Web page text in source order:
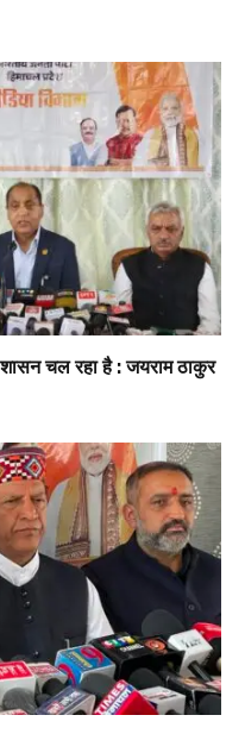
चल रहा है : जयराम ठाकुर